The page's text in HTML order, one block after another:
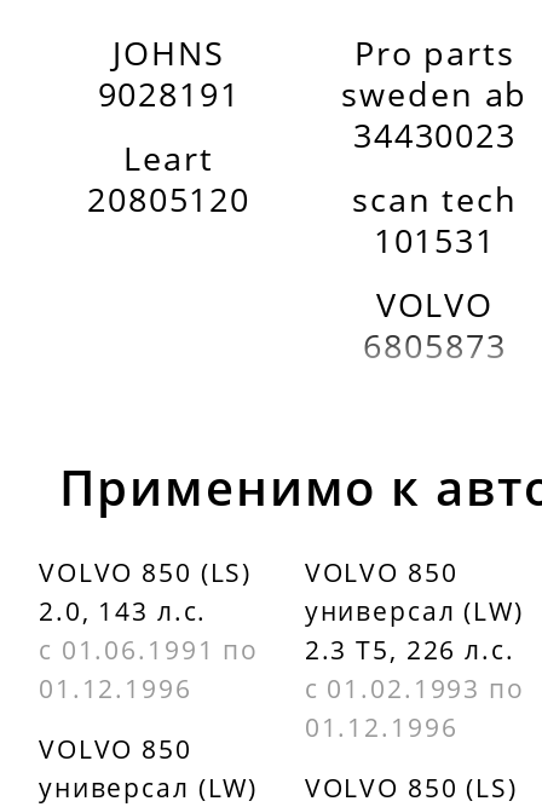
JOHNS
9028191
Leart
20805120
Pro parts
sweden ab
34430023
scan tech
101531
VOLVO
6805873
Применимо к
VOLVO 850 (LS)
2.0, 143 л.с.
с 01.06.1991 по
01.12.1996
VOLVO 850
универсал (LW)
VOLVO 850
универсал (LW)
2.3 T5, 226 л.с.
с 01.02.1993 по
01.12.1996
VOLVO 850 (LS)